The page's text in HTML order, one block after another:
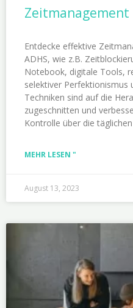
Zeitmanagement
Entdecke effektive
ADHS, wie z.B.
Notebook, digitale Tools,
selektiver Perfektionismus
Techniken sind auf die
zugeschnitten und
Kontrolle über die
MEHR LESEN "
August 13, 2023